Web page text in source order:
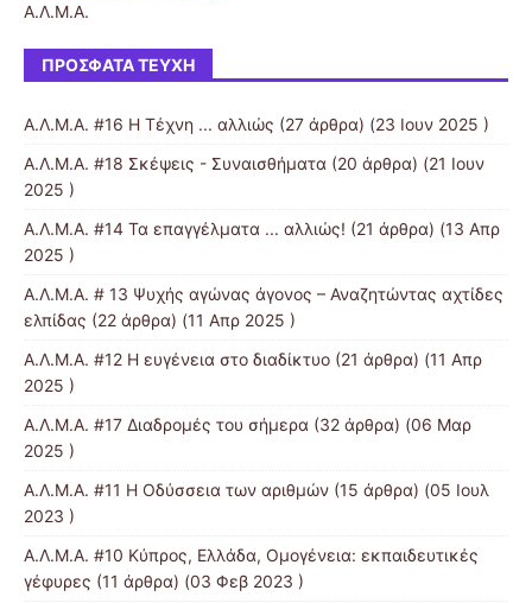
Α.Λ.Μ.Α.
ΠΡΌΣΦΑΤΑ ΤΕΎΧΗ
Α.Λ.Μ.Α. #16 Η Τέχνη ... αλλιώς (27 άρθρα) (23 Ιουν 2025 )
Α.Λ.Μ.Α. #18 Σκέψεις - Συναισθήματα (20 άρθρα) (21 Ιουν
2025 )
Α.Λ.Μ.Α. #14 Τα επαγγέλματα ... αλλιώς! (21 άρθρα) (13 Απρ
2025 )
Α.Λ.Μ.Α. # 13 Ψυχής αγώνας άγονος – Αναζητώντας αχτίδες
ελπίδας (22 άρθρα) (11 Απρ 2025 )
Α.Λ.Μ.Α. #12 Η ευγένεια στο διαδίκτυο (21 άρθρα) (11 Απρ
2025 )
Α.Λ.Μ.Α. #17 Διαδρομές του σήμερα (32 άρθρα) (06 Μαρ
2025 )
Α.Λ.Μ.Α. #11 Η Οδύσσεια των αριθμών (15 άρθρα) (05 Ιουλ
2023 )
Α.Λ.Μ.Α. #10 Κύπρος, Ελλάδα, Ομογένεια: εκπαιδευτικές
γέφυρες (11 άρθρα) (03 Φεβ 2023 )